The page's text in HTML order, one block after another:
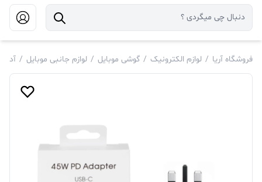
فروشگاه آریا / لوازم الکترونیک / گوشی موبایل / لوازم جانبی موبایل /